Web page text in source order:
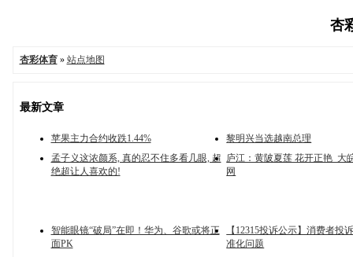
杏
杏彩体育» 站点地图
最新文章
苹果主力合约收跌1.44%
黎明兴当选越南总理
孟子义这浓颜系, 真的忍不住多看几眼, 超
绝超让人喜欢的!
庐江：黄陂夏莲 花开正艳_大
网
智能眼镜“破局”在即！华为、谷歌或将正
面PK
【12315投诉公示】消费者投
准化问题